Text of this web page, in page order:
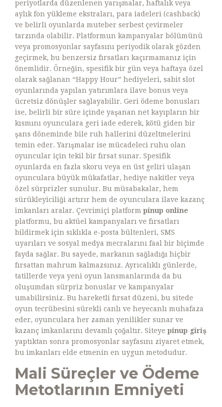
periyotlarda düzenlenen yarışmalar, haftalık veya
aylık fon yükleme ekstraları, para iadeleri (cashback)
ve belirli oyunlarda muteber serbest çevirmeler
tarzında olabilir. Platformun kampanyalar bölümünü
veya promosyonlar sayfasını periyodik olarak gözden
geçirmek, bu benzersiz fırsatları kaçırmamanız için
önemlidir. Örneğin, spesifik bir gün veya haftaya özel
olarak sağlanan “Happy Hour” hediyeleri, sabit slot
oyunlarında yapılan yatırımlara ilave bonus veya
ücretsiz dönüşler sağlayabilir. Geri ödeme bonusları
ise, belirli bir süre içinde yaşanan net kayıpların bir
kısmını oyunculara geri iade ederek, kötü giden bir
şans döneminde bile ruh hallerini düzeltmelerini
temin eder. Yarışmalar ise mücadeleci ruhu olan
oyuncular için tekil bir fırsat sunar. Spesifik
oyunlarda en fazla skoru veya en üst geliri ulaşan
oyunculara büyük mükafatlar, hediye nakitler veya
özel sürprizler sunulur. Bu müsabakalar, hem
sürükleyiciliği artırır hem de oyunculara ilave kazanç
imkanları aralar. Çevrimiçi platform pinup online
platformu, bu aktüel kampanyaları ve fırsatları
bildirmek için sıklıkla e-posta bültenleri, SMS
uyarıları ve sosyal medya mecralarını faal bir biçimde
fayda sağlar. Bu sayede, markanın sağladığı hiçbir
fırsattan mahrum kalmazsınız. Ayrıcalıklı günlerde,
tatillerde veya yeni oyun lansmanlarında da bu
oluşumdan sürpriz bonuslar ve kampanyalar
umabilirsiniz. Bu hareketli fırsat düzeni, bu sitede
oyun tecrübesini sürekli canlı ve heyecanlı muhafaza
eder, oyunculara her zaman yenilikler sunar ve
kazanç imkanlarını devamlı çoğaltır. Siteye pinup giriş
yaptıktan sonra promosyonlar sayfasını ziyaret etmek,
bu imkanları elde etmenin en uygun metodudur.
Mali Süreçler ve Ödeme
Metotlarının Emniyeti